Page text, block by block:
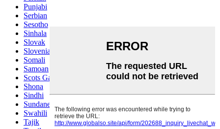
Punjabi
Serbian
Sesotho
Sinhala
Slovak
Slovenian
Somali
Samoan
Scots Gaelic
Shona
Sindhi
Sundanese
Swahili
Tajik